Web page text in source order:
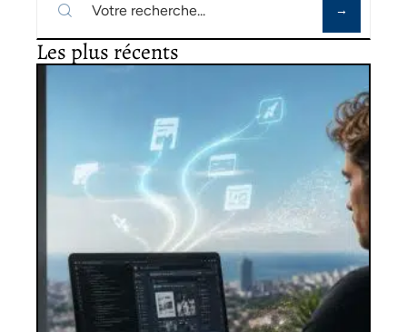
Les plus récents